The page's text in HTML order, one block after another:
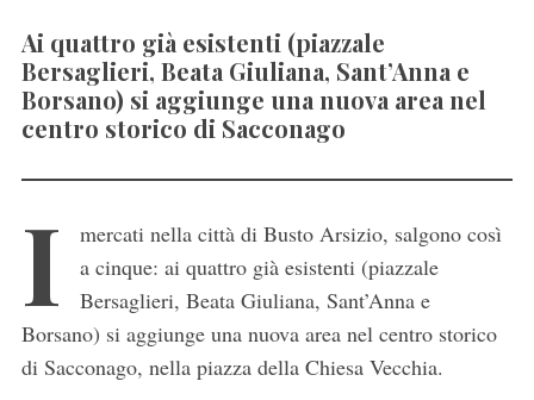
Ai quattro già esistenti (piazzale
Bersaglieri, Beata Giuliana, Sant’Anna e
Borsano) si aggiunge una nuova area nel
centro storico di Sacconago
I
mercati nella città di Busto Arsizio, salgono così
a cinque: ai quattro già esistenti (piazzale
Bersaglieri, Beata Giuliana, Sant’Anna e
Borsano) si aggiunge una nuova area nel centro storico
di Sacconago, nella piazza della Chiesa Vecchia.